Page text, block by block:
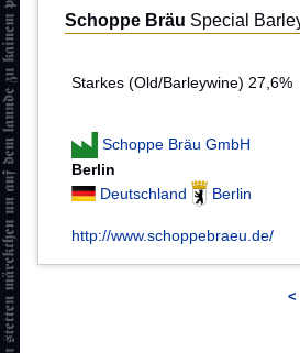
Schoppe Bräu Special
Starkes (Old/Barleywine) 27,6%
Schoppe Bräu GmbH
Berlin
Deutschland
Berlin
http://www.schoppebraeu.de/
<